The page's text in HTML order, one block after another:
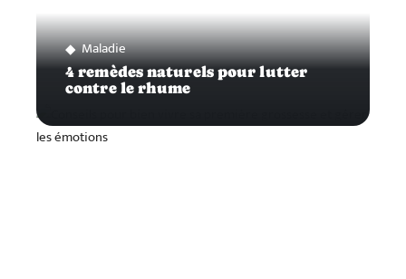
Maladie
4 remèdes naturels pour lutter
contre le rhume